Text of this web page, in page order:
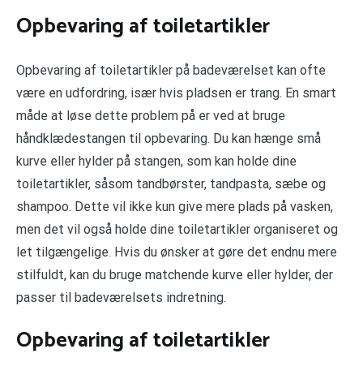
Opbevaring af toiletartikler
Opbevaring af toiletartikler på badeværelset kan ofte
være en udfordring, især hvis pladsen er trang. En smart
måde at løse dette problem på er ved at bruge
håndklædestangen til opbevaring. Du kan hænge små
kurve eller hylder på stangen, som kan holde dine
toiletartikler, såsom tandbørster, tandpasta, sæbe og
shampoo. Dette vil ikke kun give mere plads på vasken,
men det vil også holde dine toiletartikler organiseret og
let tilgængelige. Hvis du ønsker at gøre det endnu mere
stilfuldt, kan du bruge matchende kurve eller hylder, der
passer til badeværelsets indretning.
Opbevaring af toiletartikler